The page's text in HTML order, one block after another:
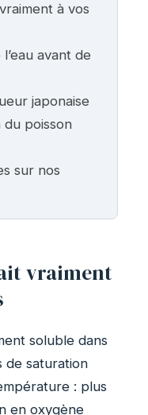
à vos
avant de
japonaise
du poisson
sur nos
vraiment
soluble dans
de saturation
: plus
en oxygène